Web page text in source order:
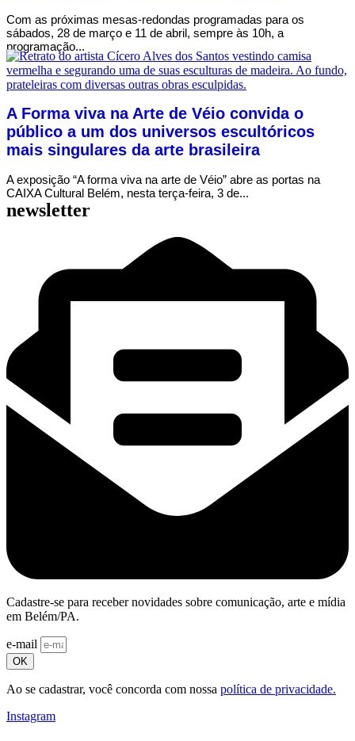
Com as próximas mesas-redondas programadas para os
sábados, 28 de março e 11 de abril, sempre às 10h, a
programação...
A Forma viva na Arte de Véio convida o
público a um dos universos escultóricos
mais singulares da arte brasileira
A exposição “A forma viva na arte de Véio” abre as portas na
CAIXA Cultural Belém, nesta terça-feira, 3 de...
newsletter
Cadastre-se para receber novidades sobre comunicação, arte e mídia
em Belém/PA.
e-mail
OK
Ao se cadastrar, você concorda com nossa política de privacidade.
Instagram